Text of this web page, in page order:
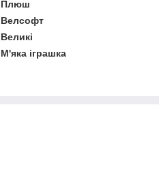
Плюш
Велсофт
Великі
М'яка іграшка